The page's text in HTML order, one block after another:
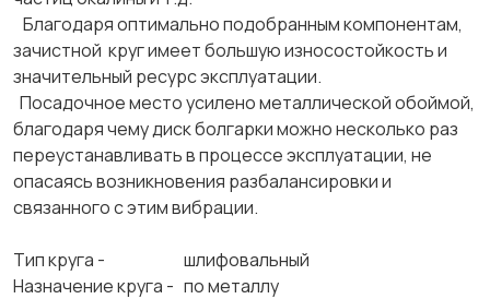
Благодаря оптимально подобранным компонентам,
зачистной круг имеет большую износостойкость и
значительный ресурс эксплуатации.
Посадочное место усилено металлической обоймой,
благодаря чему диск болгарки можно несколько раз
переустанавливать в процессе эксплуатации, не
опасаясь возникновения разбалансировки и
связанного с этим вибрации.
Тип круга - шлифовальный
Назначение круга - по металлу